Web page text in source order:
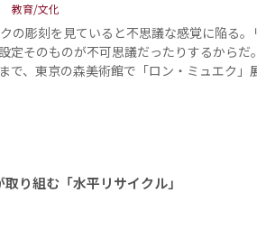
教育/文化
の彫刻を見ていると不思議な感覚に陥る。
定そのものが不可思議だったりするから
で、東京の森美術館で「ロン・ミュエク
り組む「水平リサイクル」